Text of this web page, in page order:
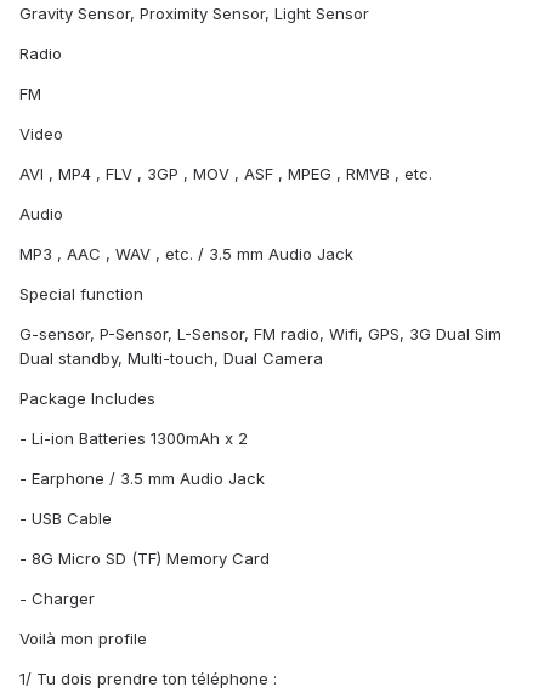
Gravity Sensor, Proximity Sensor, Light Sensor
Radio
FM
Video
AVI , MP4 , FLV , 3GP , MOV , ASF , MPEG , RMVB , etc.
Audio
MP3 , AAC , WAV , etc. / 3.5 mm Audio Jack
Special function
G-sensor, P-Sensor, L-Sensor, FM radio, Wifi, GPS, 3G Dual Sim
Dual standby, Multi-touch, Dual Camera
Package Includes
- Li-ion Batteries 1300mAh x 2
- Earphone / 3.5 mm Audio Jack
- USB Cable
- 8G Micro SD (TF) Memory Card
- Charger
Voilà mon profile
1/ Tu dois prendre ton téléphone :